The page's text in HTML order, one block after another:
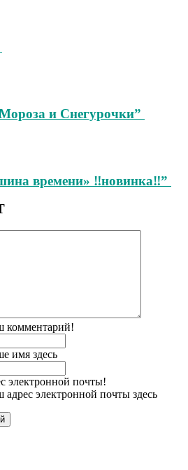
и Снегурочки”
времени» ‼новинка‼”
комментарий!
имя здесь
электронной почты!
электронной почты здесь